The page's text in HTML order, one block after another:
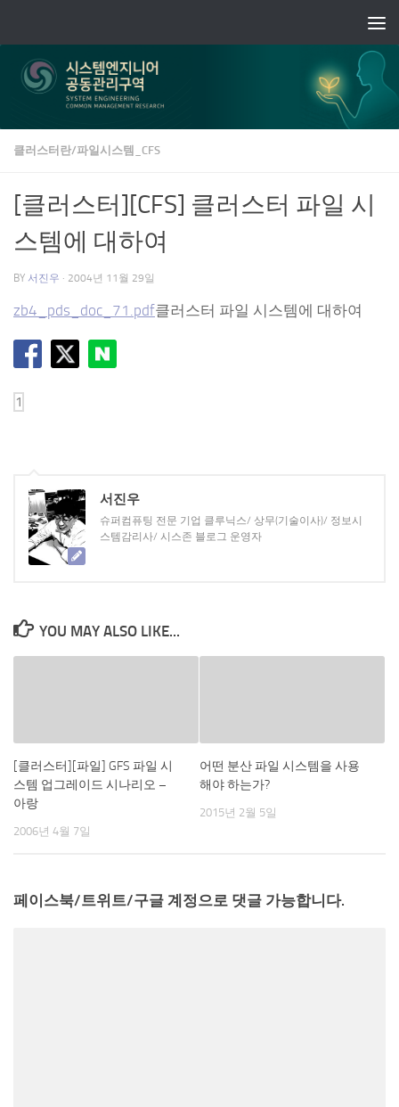
클러스터란/파일시스템_CFS
[클러스터][CFS] 클러스터 파일 시
스템에 대하여
BY 서진우 · 2004년 11월 29일
zb4_pds_doc_71.pdf클러스터 파일 시스템에 대하여
서진우
슈퍼컴퓨팅 전문 기업 클루닉스/ 상무(기술이사)/ 정보시
스템감리사/ 시스존 블로그 운영자
YOU MAY ALSO LIKE...
[클러스터][파일] GFS 파일 시
스템 업그레이드 시나리오 –
아랑
2006년 4월 7일
어떤 분산 파일 시스템을 사용
해야 하는가?
2015년 2월 5일
페이스북/트위트/구글 계정으로 댓글 가능합니다.